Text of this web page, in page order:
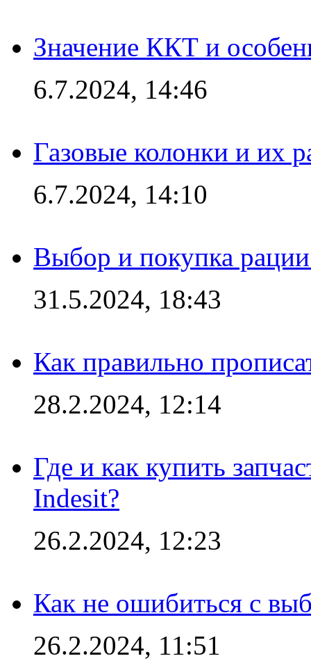
Значение ККТ и
6.7.2024, 14:46
Газовые колонки и их
6.7.2024, 14:10
Выбор и покупка
31.5.2024, 18:43
Как правильно
28.2.2024, 12:14
Где и как купить
Indesit?
26.2.2024, 12:23
Как не ошибиться с
26.2.2024, 11:51